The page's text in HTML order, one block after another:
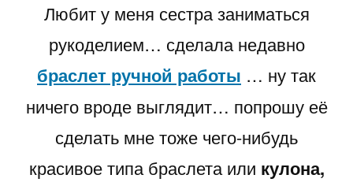
Любит у меня сестра заниматься
рукоделием… сделала недавно
браслет ручной работы … ну так
ничего вроде выглядит… попрошу её
сделать мне тоже чего-нибудь
красивое типа браслета или кулона,